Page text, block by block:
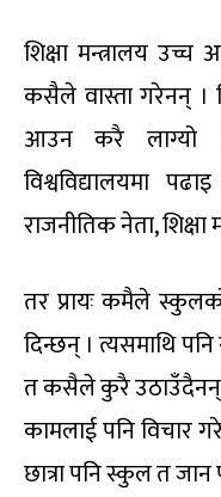
शिक्षा मन्त्रालय उच्च
कसैले वास्ता गरेनन् ।
आउन करै लाग्यो ।
विश्वविद्यालयमा
राजनीतिक नेता,
तर प्रायः कमैले
दिन्छन् । त्यसमाथि
त कसैले कुरै उठाउँदैनन्
कामलाई पनि विचार
छात्रा पनि स्कुल त जान